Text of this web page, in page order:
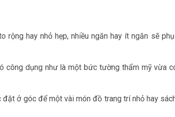
hay nhỏ hẹp, nhiều ngăn hay ít ngăn sẽ
công dụng như là một bức tường thẩm mỹ vừa
ở góc để một vài món đồ trang trí nhỏ hay